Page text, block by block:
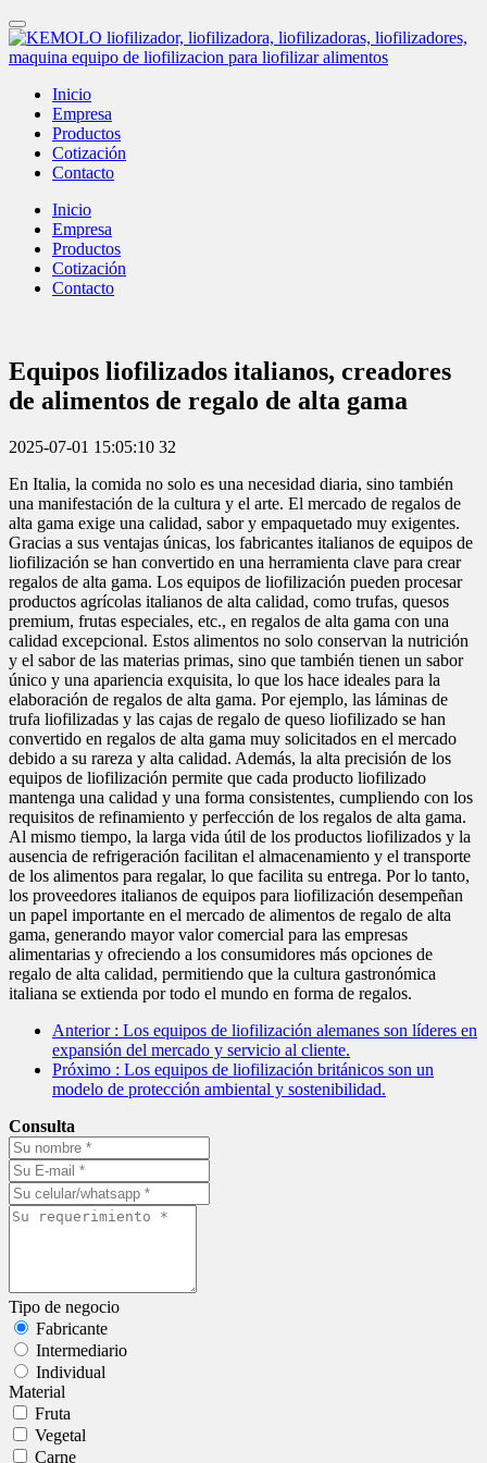
Inicio
Empresa
Productos
Cotización
Contacto
Inicio
Empresa
Productos
Cotización
Contacto
Equipos liofilizados italianos, creadores
de alimentos de regalo de alta gama
2025-07-01 15:05:10 32
En Italia, la comida no solo es una necesidad diaria, sino también
una manifestación de la cultura y el arte. El mercado de regalos de
alta gama exige una calidad, sabor y empaquetado muy exigentes.
Gracias a sus ventajas únicas, los fabricantes italianos de equipos de
liofilización se han convertido en una herramienta clave para crear
regalos de alta gama. Los equipos de liofilización pueden procesar
productos agrícolas italianos de alta calidad, como trufas, quesos
premium, frutas especiales, etc., en regalos de alta gama con una
calidad excepcional. Estos alimentos no solo conservan la nutrición
y el sabor de las materias primas, sino que también tienen un sabor
único y una apariencia exquisita, lo que los hace ideales para la
elaboración de regalos de alta gama. Por ejemplo, las láminas de
trufa liofilizadas y las cajas de regalo de queso liofilizado se han
convertido en regalos de alta gama muy solicitados en el mercado
debido a su rareza y alta calidad. Además, la alta precisión de los
equipos de liofilización permite que cada producto liofilizado
mantenga una calidad y una forma consistentes, cumpliendo con los
requisitos de refinamiento y perfección de los regalos de alta gama.
Al mismo tiempo, la larga vida útil de los productos liofilizados y la
ausencia de refrigeración facilitan el almacenamiento y el transporte
de los alimentos para regalar, lo que facilita su entrega. Por lo tanto,
los proveedores italianos de equipos para liofilización desempeñan
un papel importante en el mercado de alimentos de regalo de alta
gama, generando mayor valor comercial para las empresas
alimentarias y ofreciendo a los consumidores más opciones de
regalo de alta calidad, permitiendo que la cultura gastronómica
italiana se extienda por todo el mundo en forma de regalos.
Anterior : Los equipos de liofilización alemanes son líderes en
expansión del mercado y servicio al cliente.
Próximo : Los equipos de liofilización británicos son un
modelo de protección ambiental y sostenibilidad.
Consulta
Tipo de negocio
Fabricante
Intermediario
Individual
Material
Fruta
Vegetal
Carne